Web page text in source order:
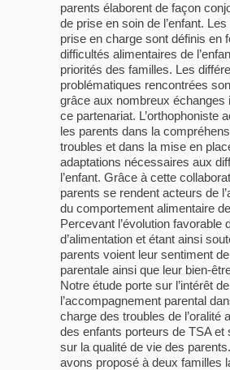
parents élaborent de façon
de prise en soin de l’enfant.
prise en charge sont définis en
difficultés alimentaires de
priorités des familles. Les
problématiques rencontrées
grâce aux nombreux échanges
ce partenariat. L’orthophoniste
les parents dans la
troubles et dans la mise en
adaptations nécessaires aux
l’enfant. Grâce à cette
parents se rendent acteurs de
du comportement alimentaire
Percevant l’évolution favorable
d’alimentation et étant ainsi
parents voient leur sentiment
parentale ainsi que leur bien-
Notre étude porte sur l’intérêt de
l’accompagnement parental
charge des troubles de l’oralité
des enfants porteurs de TSA et
sur la qualité de vie des
avons proposé à deux familles